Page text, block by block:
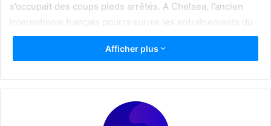
s’occupait des coups pieds arrêtés. A Chelsea, l’ancien
international français pourra suivre les entraînements du
club afin de rédiger un rapport de stage dans la cadre de
sa formation. Titulaire d’un diplôme supérieur d’entraîneur
INI SPORT AWARDS
Afficher plus